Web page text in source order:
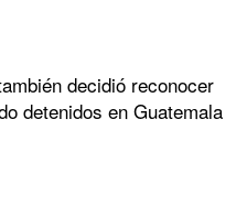
decidió reconocer
detenidos en Guatemala